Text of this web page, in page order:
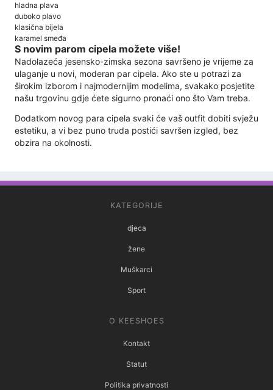
hladna plava
duboko plavo
klasična bijela
karamel smeđa
S novim parom cipela možete više!
Nadolazeća jesensko-zimska sezona savršeno je vrijeme za
ulaganje u novi, moderan par cipela. Ako ste u potrazi za
širokim izborom i najmodernijim modelima, svakako posjetite
našu trgovinu gdje ćete sigurno pronaći ono što Vam treba.
Dodatkom novog para cipela svaki će vaš outfit dobiti svježu
estetiku, a vi bez puno truda postići savršen izgled, bez
obzira na okolnosti.
KATEGORIJE
djeca
žene
Muškarci
Sport
O KEESHOES
Kontakt
Statut
Politika privatnosti